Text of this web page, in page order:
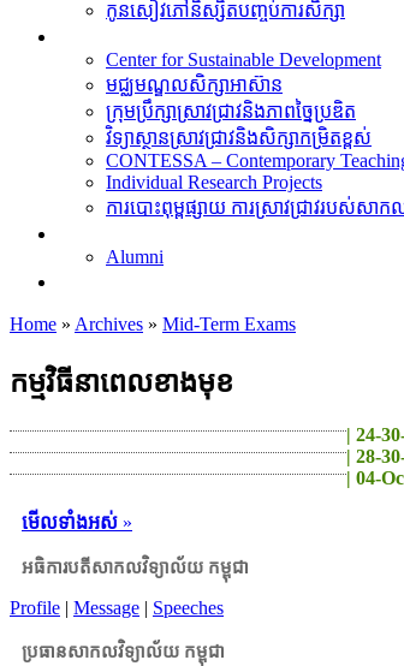
កូនសៀវភៅនិស្សិតបញ្ចប់ការសិក្សា
Center for Sustainable Development
មជ្ឈមណ្ឌលសិក្សាអាស៊ាន
ក្រុមប្រឹក្សាស្រាវជ្រាវនិងភាពច្នៃប្រឌិត
វិទ្យាស្ថានស្រាវជ្រាវនិងសិក្សាកម្រិតខ្ពស់
CONTESSA – Contemporary
Individual Research Projects
ការបោះពុម្ពផ្សាយ ការស្រាវជ្រាវរបស់សា
Alumni
Home » Archives » Mid-Term Exams
កម្មវិធីនាពេលខាងមុខ
| 24-
| 28-
| 04-
មើលទាំងអស់ »
អធិការបតីសាកលវិទ្យាល័យ កម្ពុជា
Profile | Message | Speeches
ប្រធានសាកលវិទ្យាល័យ កម្ពុជា